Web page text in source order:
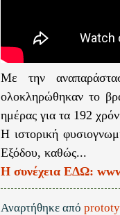
Με την
ολοκληρώθηκαν το
ημέρας για τα 192
Η ιστορική
Εξόδου, καθώς...
Η συνέχεια ΕΔΩ:
Αναρτήθηκε από